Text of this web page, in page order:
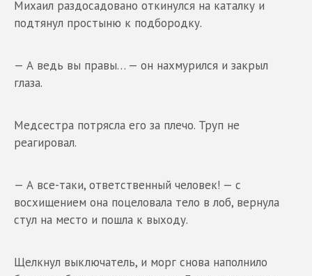
Михаил раздосадовано откинулся на каталку и
подтянул простыню к подбородку.
— А ведь вы правы… — он нахмурился и закрыл
глаза.
Медсестра потрясла его за плечо. Труп не
реагировал.
— А все-таки, ответственный человек! — с
восхищением она поцеловала тело в лоб, вернула
стул на место и пошла к выходу.
Щелкнул выключатель, и морг снова наполнило